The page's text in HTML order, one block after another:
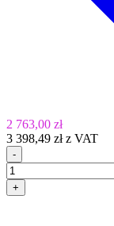
2 763,00 zł
3 398,49 zł z VAT
-
+